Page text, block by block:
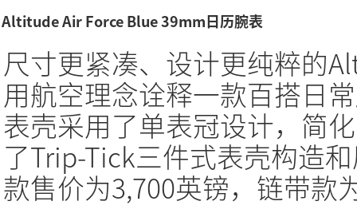
Altitude Air Force Blue 39mm日历腕表
尺寸更紧凑、设计更纯粹的
用航空理念诠释一款百搭日
表壳采用了单表冠设计，简
了Trip-Tick三件式表壳构造
款售价为3,700英镑，链带款